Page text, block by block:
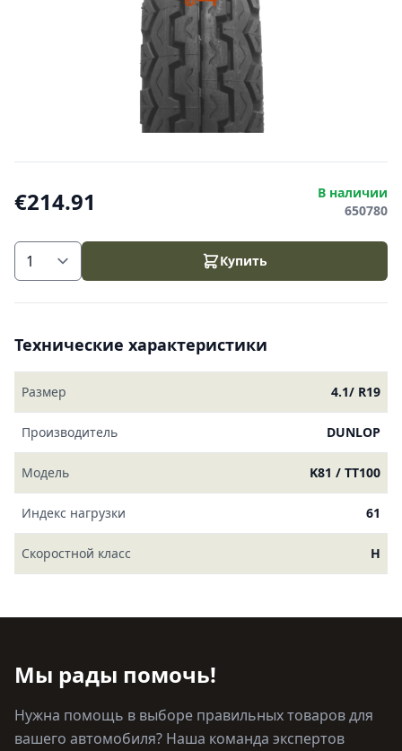
€214.91
В наличии
650780
Купить
Технические характеристики
Размер 4.1/ R19
Производитель DUNLOP
Модель K81 / TT100
Индекс нагрузки 61
Скоростной класс H
Мы рады помочь!
Нужна помощь в выборе правильных товаров для
вашего автомобиля? Наша команда экспертов